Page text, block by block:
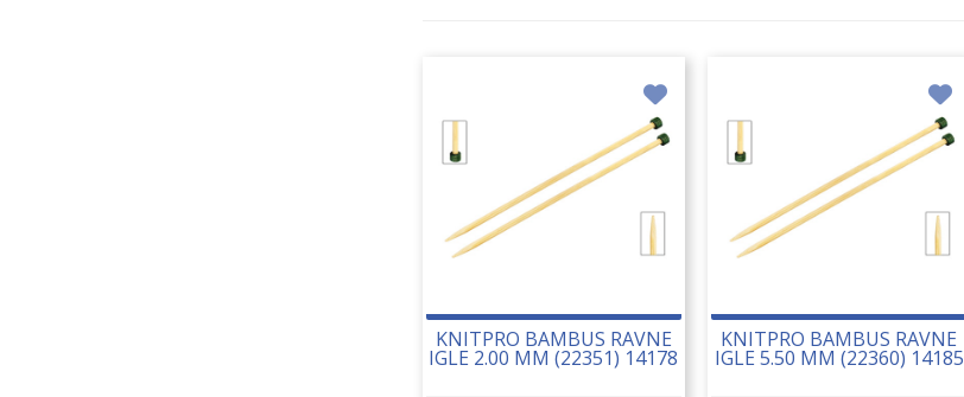
KNITPRO BAMBUS RAVNE
IGLE 2.00 MM (22351) 14178
KNITPRO BAMBUS RAVNE
IGLE 5.50 MM (22360) 14185